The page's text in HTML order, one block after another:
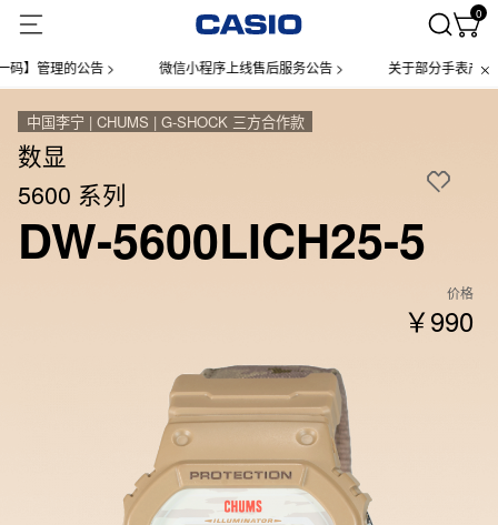
0
理的公告 > 微信小程序上线售后服务公告 > 关于部分手表产品实
中国李宁 | CHUMS | G-SHOCK 三方合作款
数显
5600 系列
DW-5600LICH25-5
价格
￥990